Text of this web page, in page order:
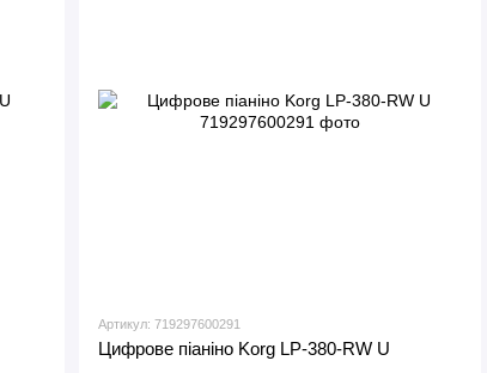
Артикул: 719297600291
Цифрове піаніно Korg LP-380-RW U